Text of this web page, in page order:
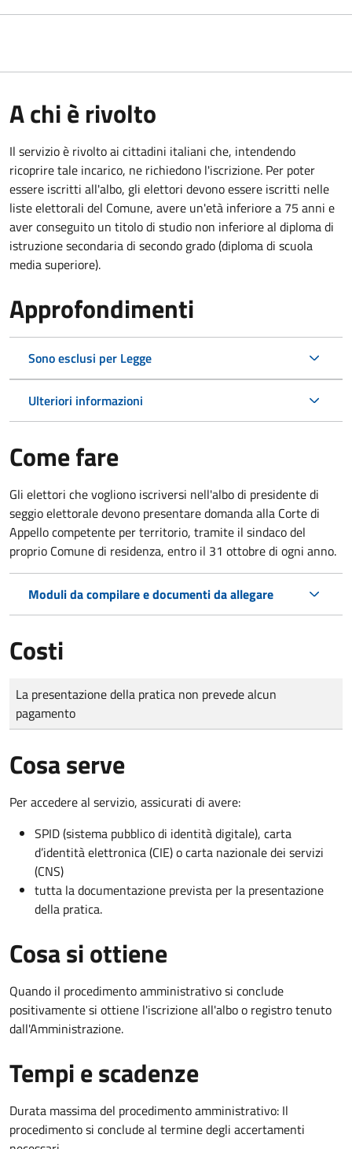
A chi è rivolto
Il servizio è rivolto ai cittadini italiani che, intendendo
ricoprire tale incarico, ne richiedono l'iscrizione. Per poter
essere iscritti all'albo, gli elettori devono essere iscritti nelle
liste elettorali del Comune, avere un'età inferiore a 75 anni e
aver conseguito un titolo di studio non inferiore al diploma di
istruzione secondaria di secondo grado (diploma di scuola
media superiore).
Approfondimenti
Sono esclusi per Legge
Ulteriori informazioni
Come fare
Gli elettori che vogliono iscriversi nell'albo di presidente di
seggio elettorale devono presentare domanda alla Corte di
Appello competente per territorio, tramite il sindaco del
proprio Comune di residenza, entro il 31 ottobre di ogni anno.
Moduli da compilare e documenti da allegare
Costi
Tipo di pagamento
Importo
La presentazione della pratica non prevede alcun
pagamento
Cosa serve
Per accedere al servizio, assicurati di avere:
SPID (sistema pubblico di identità digitale), carta
d’identità elettronica (CIE) o carta nazionale dei servizi
(CNS)
tutta la documentazione prevista per la presentazione
della pratica.
Cosa si ottiene
Quando il procedimento amministrativo si conclude
positivamente si ottiene l'iscrizione all'albo o registro tenuto
dall'Amministrazione.
Tempi e scadenze
Durata massima del procedimento amministrativo: Il
procedimento si conclude al termine degli accertamenti